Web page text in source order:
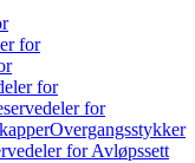
for
for
for
Overgangsstykker
for Avløpssett